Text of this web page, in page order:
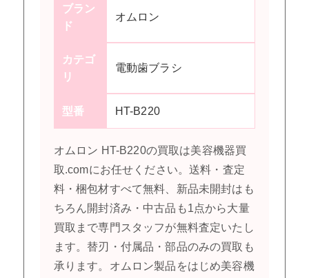
ブラン
ド
オムロン
カテゴ
リ
電動歯ブラシ
型番 HT-B220
オムロン HT-B220の買取は美容機器買
取.comにお任せください。送料・査定
料・梱包材すべて無料、新品未開封はも
ちろん開封済み・中古品も1点から大量
買取まで専門スタッフが無料査定いたし
ます。替刃・付属品・部品のみの買取も
承ります。オムロン製品をはじめ美容機